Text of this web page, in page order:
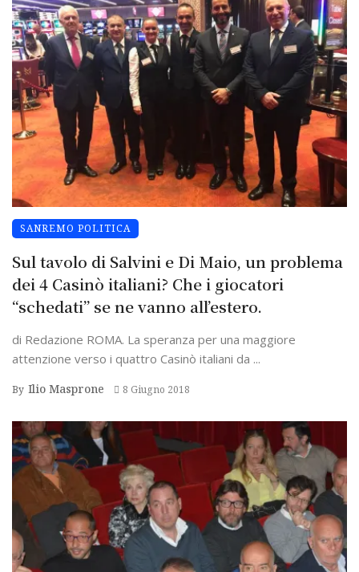
SANREMO POLITICA
Sul tavolo di Salvini e Di Maio, un problema
dei 4 Casinò italiani? Che i giocatori
“schedati” se ne vanno all’estero.
di Redazione ROMA. La speranza per una maggiore
attenzione verso i quattro Casinò italiani da ...
By Ilio Masprone 8 Giugno 2018